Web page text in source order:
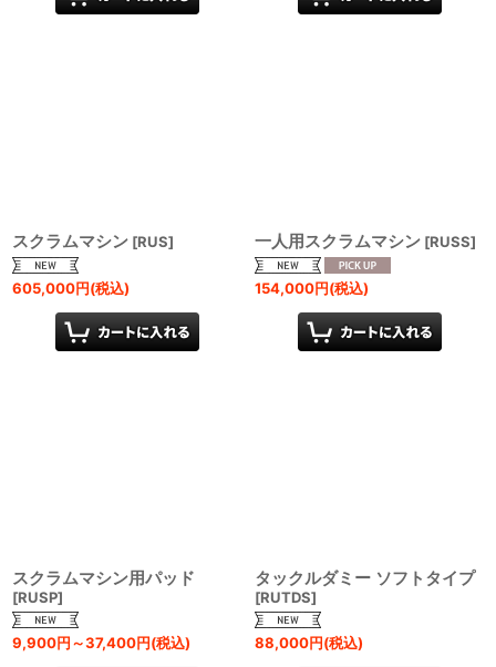
スクラムマシン [RUS]
605,000円(税込)
一人用スクラムマシン [RUSS]
154,000円(税込)
スクラムマシン用パッド
[RUSP]
9,900円～37,400円(税込)
タックルダミー ソフトタイプ
[RUTDS]
88,000円(税込)